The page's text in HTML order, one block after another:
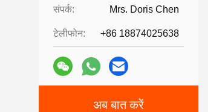
संपर्क: Mrs. Doris Chen
टेलीफोन: +86 18874025638
अब बात करें